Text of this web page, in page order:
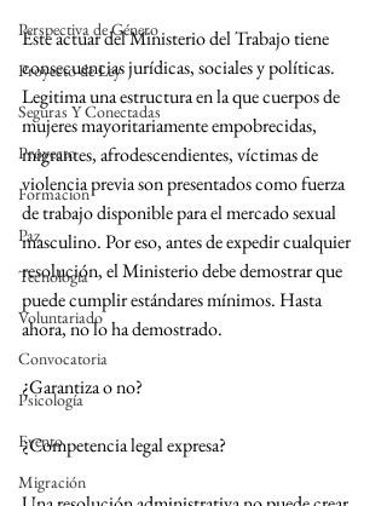
Perspectiva de Género
Proyecto de Ley
Seguras Y Conectadas
Proyecto
Formacion
Paz
Tecnología
Voluntariado
Convocatoria
Psicología
Evento
Migración
Este actuar del Ministerio del Trabajo tiene
consecuencias jurídicas, sociales y políticas.
Legitima una estructura en la que cuerpos de
mujeres mayoritariamente empobrecidas,
migrantes, afrodescendientes, víctimas de
violencia previa son presentados como fuerza
de trabajo disponible para el mercado sexual
masculino. Por eso, antes de expedir cualquier
resolución, el Ministerio debe demostrar que
puede cumplir estándares mínimos. Hasta
ahora, no lo ha demostrado.
¿Garantiza o no?
¿Competencia legal expresa?